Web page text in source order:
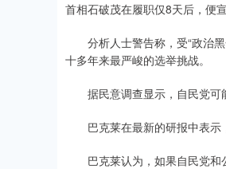
首相石破茂在履职仅8天后，便
分析人士警告称，受“政治黑
十多年来最严峻的选举挑战。
据民意调查显示，自民党可
巴克莱在最新的研报中表示
巴克莱认为，如果自民党和